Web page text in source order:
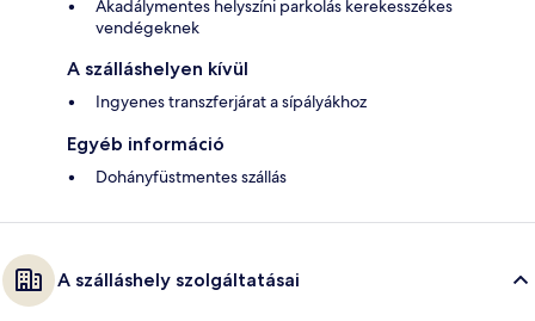
Akadálymentes helyszíni parkolás kerekesszékes
vendégeknek
A szálláshelyen kívül
Ingyenes transzferjárat a sípályákhoz
Egyéb információ
Dohányfüstmentes szállás
A szálláshely szolgáltatásai